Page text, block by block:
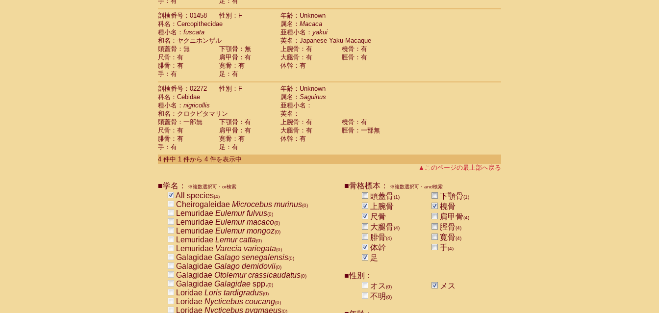
Atelidae Alouatta caraya
AtelidaeAlouatta fusca
AtelidaeAlouatta seniculus
AtelidaeAlouatta
Atelidae Ateles belzebuth
Atelidae Ateles geoffroyi
Atelidae Ateles paniscus
Atelidae Atelesspp.
Atelidae Lagothrix lagothricha
AtelidaeLagothrix lagothricha cana(0)
Pitheciidae Cacajao calvus rubicundus (0)
Pitheciidae Callicebus cupreus(0)
Pitheciidae Callicebus donacophilus(0)
PitheciidaeCallicebus moloch(0)
Pitheciidae Callicebus torquatus(0)
Pitheciidae Callicebus
Pitheciidae Chiropotes satanas
Pitheciidae Pithecia monachus
PitheciidaePithecia pithecia
CercopithecidaeCercocebus torquatus atys
Cercopithecidae
CercopithecidaeCercocebus torquatus torquatus
CercopithecidaeCercocebus
CercopithecidaeCercocebusspp.
CercopithecidaeLophocebus albigena
CercopithecidaePapio anubis
CercopithecidaePapio cynocephalus
CercopithecidaePapio hamadryas
CercopithecidaePapio papio(0)
CercopithecidaePapiospp.(0)
CercopithecidaeMandrillus leucophaeus
CercopithecidaeMandrillus sphinx
CercopithecidaeTheropithecus gelada
CercopithecidaeMacaca arctoides
剖検番号：01458
性別：F
年齢：Unknown
科名：Cercopithecidae
属名： Macaca
種小名： fuscata 亜種小名： yakui
和名：ヤクニホンザル
英名：Japanese Yaku-Macaque
頭蓋骨：無
下顎骨：無 上腕骨：有
橈骨：有
尺骨：有
肩甲骨：有 大腿骨：有
脛骨：有
腓骨：有
寛骨：有
体幹：有
手：有
足：有
剖検番号：02272
性別：F
年齢：Unknown
科名：Cebidae
属名： Saguinus
種小名： nigricollis
亜種小名：
和名：クロクビタマリン
英名：
頭蓋骨：一部無
下顎骨：有 上腕骨：有
橈骨：有
尺骨：有
肩甲骨：有 大腿骨：有
脛骨：一部無
腓骨：有
寛骨：有
体幹：有
手：有
足：有
4 件中 1 件から 4 件を表示中
▲このページの最上部へ戻る
■学名： ※複数選択可・or検索
All species(4)
Cheirogaleidae Microcebus murinus(0)
Lemuridae Eulemur fulvus(0)
Lemuridae Eulemur macaco(0)
Lemuridae Eulemur mongoz(0)
Lemuridae Lemur catta(0)
Lemuridae Varecia variegata(0)
Galagidae Galago senegalensis(0)
Galagidae Galago demidovii(0)
Galagidae Otolemur crassicaudatus(0)
Galagidae Galagidae spp.(0)
Loridae Loris tardigradus(0)
Loridae Nycticebus coucang(0)
Loridae Nycticebus pygmaeus(0)
■骨格標本： ※複数選択可・and検索
頭蓋骨(1) 下顎骨(1)
上腕骨
橈骨
尺骨
肩甲骨(4)
大腿骨(4) 脛骨(4)
腓骨(4) 寛骨(4)
体幹 手(4)
足
■性別：
オス(0)
メス
不明(0)